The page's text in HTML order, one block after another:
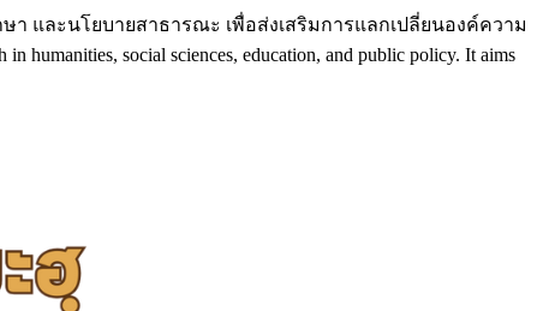
า และนโยบายสาธารณะ เพื่อส่งเสริมการแลกเปลี่ยนองค์ความ
social sciences, education, and public policy. It aims